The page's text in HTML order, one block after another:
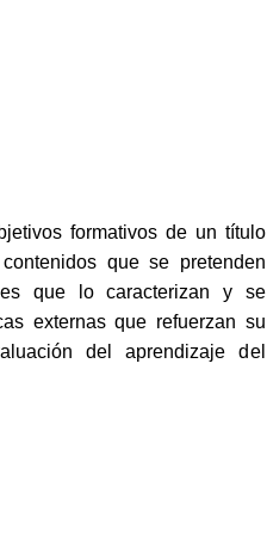
formativos de un título
que se pretenden
que lo caracterizan y se
externas que refuerzan su
del aprendizaje del